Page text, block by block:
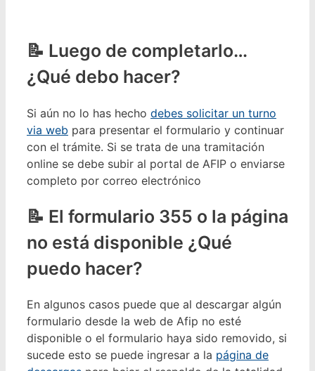
Luego de completarlo…
¿Qué debo hacer?
Si aún no lo has hecho debes solicitar un turno
via web para presentar el formulario y continuar
con el trámite. Si se trata de una tramitación
online se debe subir al portal de AFIP o enviarse
completo por correo electrónico
El formulario 355 o la página
no está disponible ¿Qué
puedo hacer?
En algunos casos puede que al descargar algún
formulario desde la web de Afip no esté
disponible o el formulario haya sido removido, si
sucede esto se puede ingresar a la página de